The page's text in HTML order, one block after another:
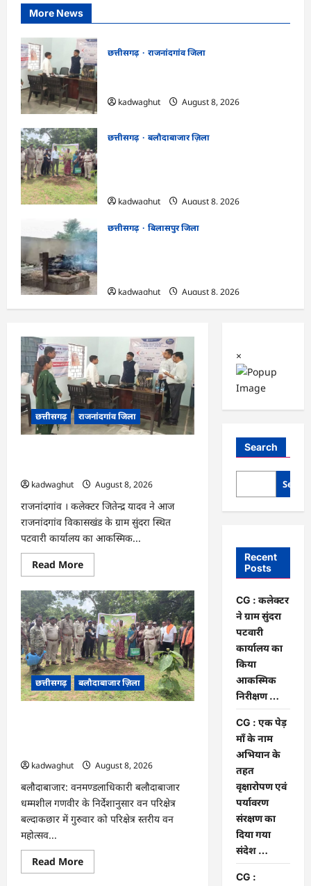
More News
छत्तीसगढ़
राजनांदगांव जिला
kadwaghut
August 8, 2026
छत्तीसगढ़
बलौदाबाजार ज़िला
kadwaghut
August 8, 2026
छत्तीसगढ़
बिलासपुर जिला
kadwaghut
August 8, 2026
छत्तीसगढ़ राजनांदगांव जिला
kadwaghut
August 8, 2026
राजनांदगांव । कलेक्टर जितेन्द्र यादव ने आज
राजनांदगांव विकासखंड के ग्राम सुंदरा स्थित
पटवारी कार्यालय का आकस्मिक...
Read MoreRead
more
CG
:
कलेक्टर
ने
ग्राम
सुंदरा
पटवारी
कार्यालय
का
किया
आकस्मिक
निरीक्षण
छत्तीसगढ़ बलौदाबाजार ज़िला
kadwaghut
August 8, 2026
बलौदाबाजार: वनमण्डलाधिकारी बलौदाबाजार
धम्मशील गणवीर के निर्देशानुसार वन परिक्षेत्र
बल्दाकछार में गुरुवार को परिक्षेत्र स्तरीय वन
महोत्सव...
Read MoreRead
more
×
Search
Recent
Posts
CG : कलेक्टर
ने ग्राम सुंदरा
पटवारी
कार्यालय का
किया
आकस्मिक
निरीक्षण …
CG : एक पेड़
माँ के नाम
अभियान के
तहत
वृक्षारोपण एवं
पर्यावरण
संरक्षण का
दिया गया
संदेश …
CG :